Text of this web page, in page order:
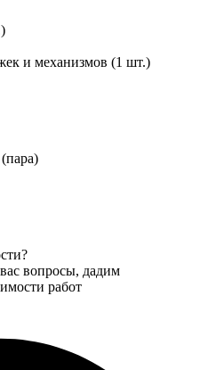
и механизмов (1 шт.)
вопросы, дадим
работ